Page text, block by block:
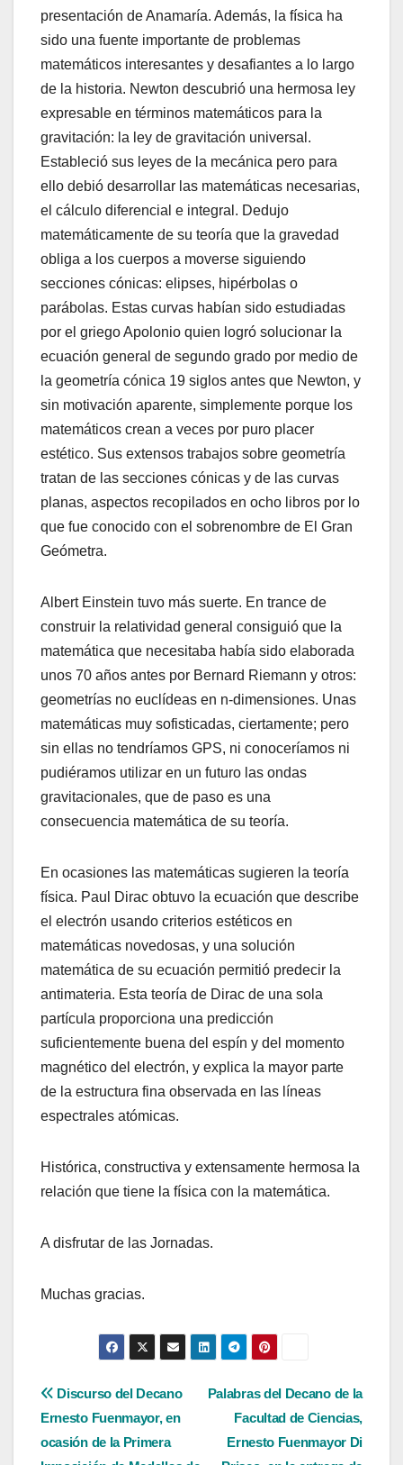
presentación de Anamaría. Además, la física ha
sido una fuente importante de problemas
matemáticos interesantes y desafiantes a lo largo
de la historia. Newton descubrió una hermosa ley
expresable en términos matemáticos para la
gravitación: la ley de gravitación universal.
Estableció sus leyes de la mecánica pero para
ello debió desarrollar las matemáticas necesarias,
el cálculo diferencial e integral. Dedujo
matemáticamente de su teoría que la gravedad
obliga a los cuerpos a moverse siguiendo
secciones cónicas: elipses, hipérbolas o
parábolas. Estas curvas habían sido estudiadas
por el griego Apolonio quien logró solucionar la
ecuación general de segundo grado por medio de
la geometría cónica 19 siglos antes que Newton, y
sin motivación aparente, simplemente porque los
matemáticos crean a veces por puro placer
estético. Sus extensos trabajos sobre geometría
tratan de las secciones cónicas y de las curvas
planas, aspectos recopilados en ocho libros por lo
que fue conocido con el sobrenombre de El Gran
Geómetra.
Albert Einstein tuvo más suerte. En trance de
construir la relatividad general consiguió que la
matemática que necesitaba había sido elaborada
unos 70 años antes por Bernard Riemann y otros:
geometrías no euclídeas en n-dimensiones. Unas
matemáticas muy sofisticadas, ciertamente; pero
sin ellas no tendríamos GPS, ni conoceríamos ni
pudiéramos utilizar en un futuro las ondas
gravitacionales, que de paso es una
consecuencia matemática de su teoría.
En ocasiones las matemáticas sugieren la teoría
física. Paul Dirac obtuvo la ecuación que describe
el electrón usando criterios estéticos en
matemáticas novedosas, y una solución
matemática de su ecuación permitió predecir la
antimateria. Esta teoría de Dirac de una sola
partícula proporciona una predicción
suficientemente buena del espín y del momento
magnético del electrón, y explica la mayor parte
de la estructura fina observada en las líneas
espectrales atómicas.
Histórica, constructiva y extensamente hermosa la
relación que tiene la física con la matemática.
A disfrutar de las Jornadas.
Muchas gracias.
Navegación
de
Palabras del Decano de la
Facultad de Ciencias,
Ernesto Fuenmayor Di
Discurso del Decano
Ernesto Fuenmayor, en
ocasión de la Primera